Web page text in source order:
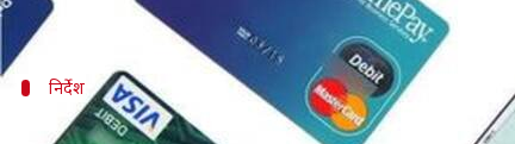
निर्देश
3 साल पहले आया था RBI का निर्देश